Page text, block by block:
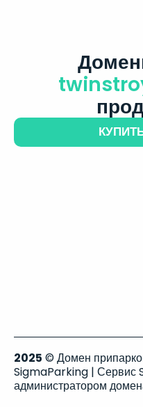
2025 © Домен
SigmaParking | Сервис
администратором